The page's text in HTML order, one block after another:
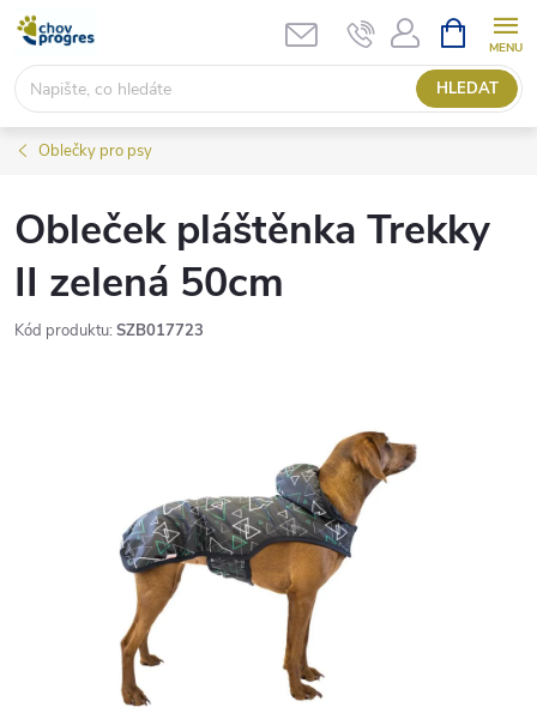
Přejít
obsah
HLEDAT
NÁKUPNÍ
KOŠÍK
Oblečky pro psy
Obleček pláštěnka Trekky
II zelená 50cm
Kód produktu: SZB017723